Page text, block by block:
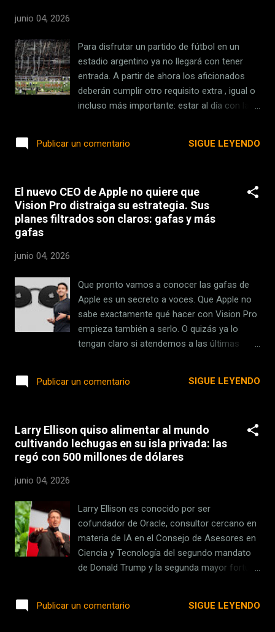
Yarema en Unsplash Fue en 2021 cuando en
India se abrió una investigación
antimonopolio a Apple. Fue a raíz de recibir
denuncias por parte de una organización sin
ánimo de lucro, Match Group, y por un grupo
junio 04, 2026
Para disfrutar un partido de fútbol en un
estadio argentino ya no llegará con tener
entrada. A partir de ahora los aficionados
deberán cumplir otro requisito extra , igual o
incluso más importante: estar al día con las
futbolero de la nación que vio nacer a
veta el acceso a los campos a los padres
que se desentiendan de los gastos de
alimentación de sus hijos. En el ojo el
canchas" . La frase es de Alejandra
Monteoliva, ministra de Seguridad Nacional,
quien hace poco anunciaba así, vía X , la
decisión de cerrar las puertas de los
estadios a quienes no estén al día con sus
Publicar un comentario SIGUE LEYENDO
El nuevo CEO de Apple no quiere que
Vision Pro distraiga su estrategia. Sus
planes filtrados son claros: gafas y más
gafas
junio 04, 2026
Que pronto vamos a conocer las gafas de
Apple es un secreto a voces. Que Apple no
sabe exactamente qué hacer con Vision Pro
empieza también a serlo. O quizás ya lo
tengan claro si atendemos a las últimas
Ternus , quiere centrarse en las gafas y dejar
que Apple ha realizado una profunda revisión
de su hoja de ruta para realidad mixta y
aumentada. Es algo que ya se filtró en cierto
. Pero Kuo va un poco más allá. Según sus
últimas comprobaciones en la cadena de
suministro, los planes relacionados con
Vision Pro han desaparecido prácticamente
del mapa y solo quedan dos proyectos de
Publicar un comentario SIGUE LEYENDO
Larry Ellison quiso alimentar al mundo
cultivando lechugas en su isla privada: las
regó con 500 millones de dólares
junio 04, 2026
Larry Ellison es conocido por ser
cofundador de Oracle, consultor cercano en
materia de IA en el Consejo de Asesores en
Ciencia y Tecnología del segundo mandato
de Donald Trump y la segunda mayor fortuna
millones de dólares en un proyecto de
Publicar un comentario SIGUE LEYENDO